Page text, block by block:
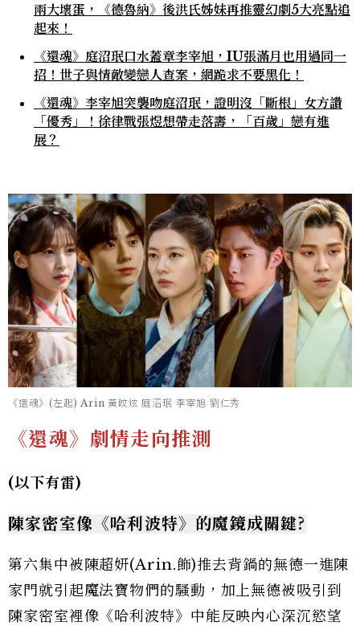
兩大壞蛋，《德魯納》後洪氏姊妹再推靈幻劇5大亮點追
起來！
《還魂》庭沼珉口水蓋章李宰旭，IU張滿月也用過同一
招！世子與情敵變戀人查案，網跪求不要黑化！
《還魂》李宰旭突襲吻庭沼珉，證明沒「斷根」女方讚
「優秀」！徐律戰張煜想帶走落壽，「百歲」戀有進
展？
《還魂》(左起) Arin 黃旼炫 庭沼珉 李宰旭 劉仁秀
《還魂》劇情走向推測
(以下有雷)
陳家密室像《哈利波特》的魔鏡成關鍵?
第六集中被陳超妍(Arin.飾)推去背鍋的無德一進陳
家門就引起魔法寶物們的騷動，加上無德被吸引到
陳家密室裡像《哈利波特》中能反映內心深沉慾望